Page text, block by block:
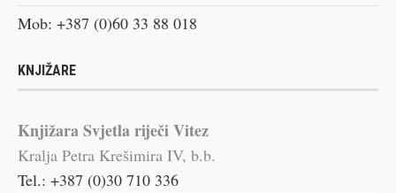
Mob: +387 (0)60 33 88 018
KNJIŽARE
Knjižara Svjetla riječi Vitez
Kralja Petra Krešimira IV, b.b.
Tel.: +387 (0)30 710 336